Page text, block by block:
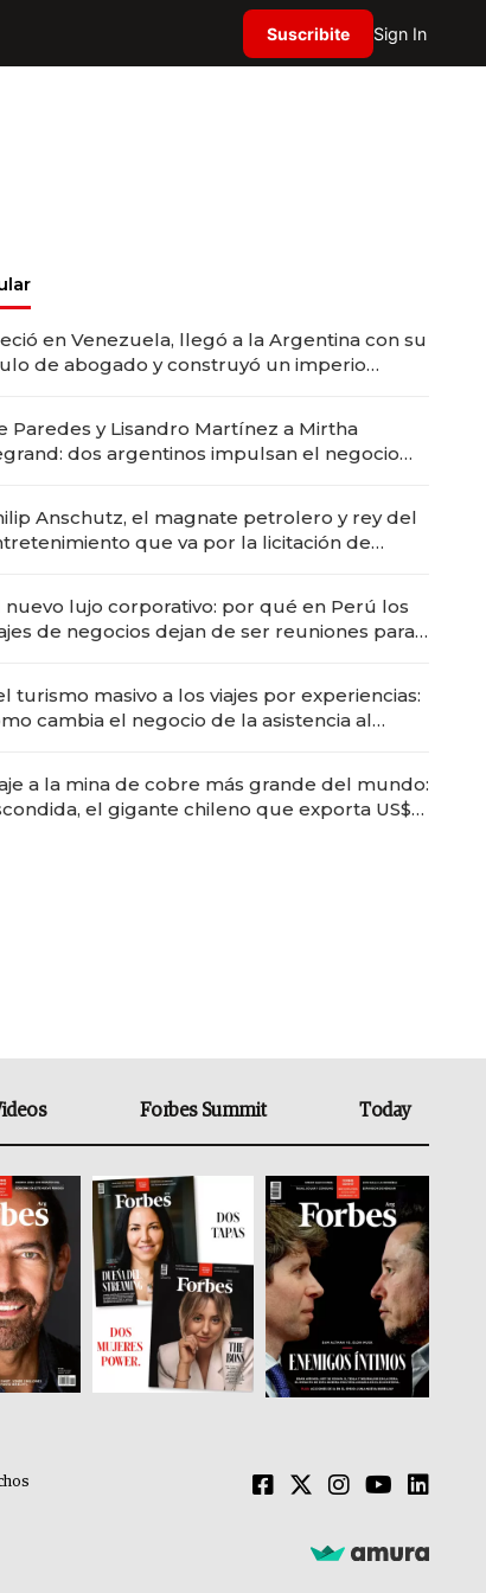
Suscribite Sign In
en Venezuela, llegó a la Argentina con su
de abogado y construyó un imperio
Paredes y Lisandro Martínez a Mirtha
dos argentinos impulsan el negocio
Anschutz, el magnate petrolero y rey del
que va por la licitación de
nuevo lujo corporativo: por qué en Perú los
de negocios dejan de ser reuniones para
turismo masivo a los viajes por experiencias:
cambia el negocio de la asistencia al
a la mina de cobre más grande del mundo:
el gigante chileno que exporta US$
Forbes Summit Today